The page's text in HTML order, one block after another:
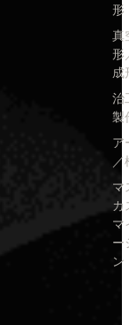
形
真
形
成
治
製
ア
／
マ
カ
マ
ー
ン